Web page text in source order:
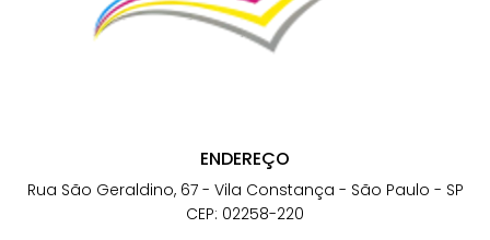
ENDEREÇO
Rua São Geraldino, 67 - Vila Constança - São Paulo - SP
CEP: 02258-220